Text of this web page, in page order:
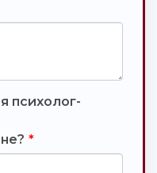
психолог-
*